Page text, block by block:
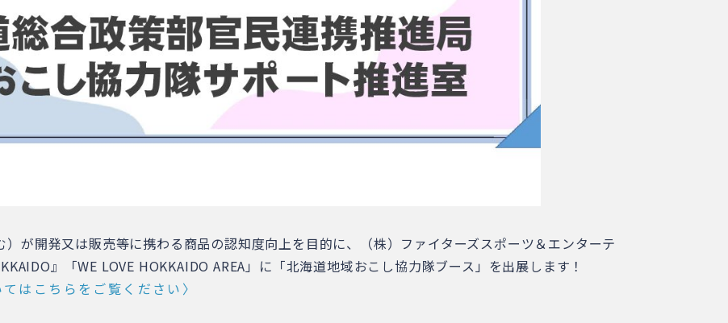
が開発又は販売等に携わる商品の認知度向上を目的に、（株）ファイターズスポーツ＆エンターテ
』「WE LOVE HOKKAIDO AREA」に「北海道地域おこし協力隊ブース」を出展します！
はこちらをご覧ください〉